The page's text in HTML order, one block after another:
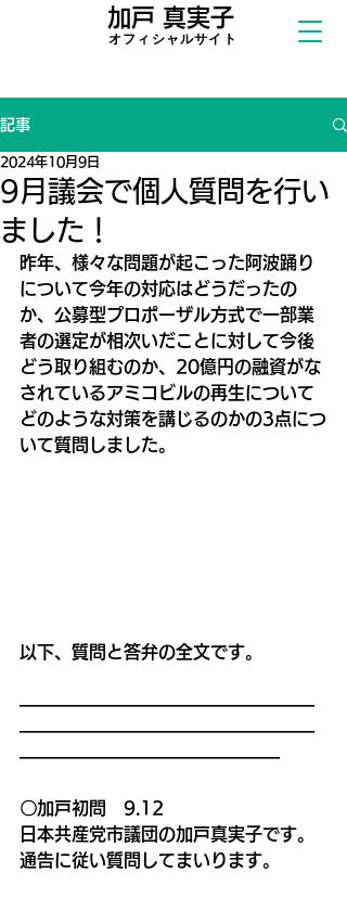
​オフィシャルサイト
加戸 真実子
記事
9月議会で個人質問を行い
ました！
2024年10月9日
昨年、様々な問題が起こった阿波踊り
について今年の対応はどうだったの
か、公募型プロポーザル方式で一部業
者の選定が相次いだことに対して今後
どう取り組むのか、20億円の融資がな
されているアミコビルの再生について
どのような対策を講じるのかの3点につ
いて質問しました。
以下、質問と答弁の全文です。
―――――――――――――――――
―――――――――――――――――
―――――――――――――――
〇加戸初問　9.12
日本共産党市議団の加戸真実子です。
通告に従い質問してまいります。